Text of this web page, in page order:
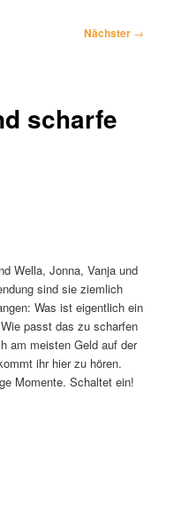
Nächster →
scharfe
Wella, Jonna, Vanja und
sind sie ziemlich
Was ist eigentlich ein
passt das zu scharfen
am meisten Geld auf der
ihr hier zu hören.
Momente. Schaltet ein!